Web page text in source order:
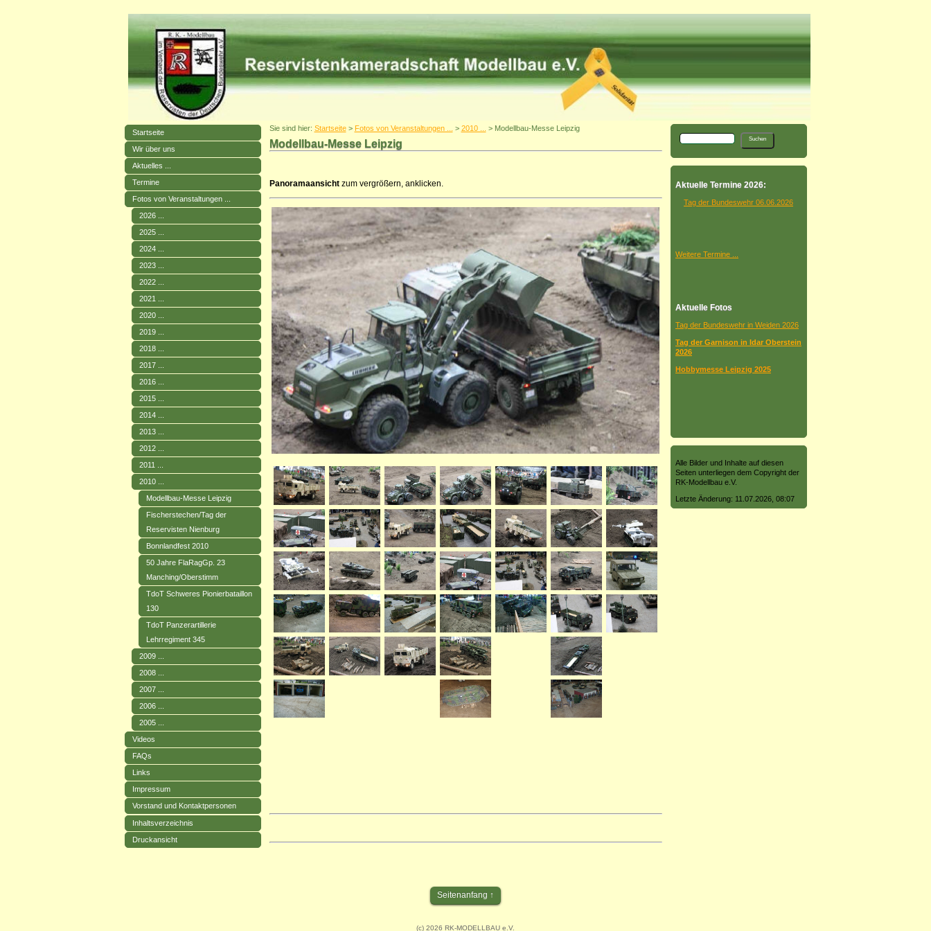
Startseite
Wir über uns
Aktuelles ...
Termine
Fotos von Veranstaltungen ...
2026 ...
2025 ...
2024 ...
2023 ...
2022 ...
2021 ...
2020 ...
2019 ...
2018 ...
2017 ...
2016 ...
2015 ...
2014 ...
2013 ...
2012 ...
2011 ...
2010 ...
Modellbau-Messe Leipzig
Fischerstechen/Tag der
Reservisten Nienburg
Bonnlandfest 2010
50 Jahre FlaRagGp. 23
Manching/Oberstimm
TdoT Schweres Pionierbataillon
130
TdoT Panzerartillerie
Lehrregiment 345
2009 ...
2008 ...
2007 ...
2006 ...
2005 ...
Videos
FAQs
Links
Impressum
Vorstand und Kontaktpersonen
Inhaltsverzeichnis
Druckansicht
Sie sind hier: Startseite> Fotos von Veranstaltungen ... > 2010 ... > Modellbau-Messe Leipzig
Modellbau-Messe Leipzig
Panoramaansichtzum vergrößern, anklicken. Aktuelle Termine 2026:
Tag der Bundeswehr 06.06.2026
Weitere Termine ...
Aktuelle Fotos
Tag der Bundeswehr in Weiden 2026
Tag der Garnison in Idar Oberstein
2026
Hobbymesse Leipzig 2025
Alle Bilder und Inhalte auf diesen
Seiten unterliegen dem Copyright der
RK-Modellbau e.V.
Letzte Änderung: 11.07.2026, 08:07
Seitenanfang
(c) 2026 RK-MODELLBAU e.V.